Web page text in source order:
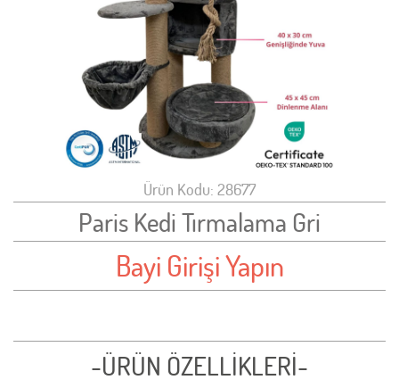
Ürün Kodu: 28677
Paris Kedi Tırmalama Gri
Bayi Girişi Yapın
-ÜRÜN ÖZELLİKLERİ-